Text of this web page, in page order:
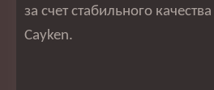
за счет стабильного
Cayken.